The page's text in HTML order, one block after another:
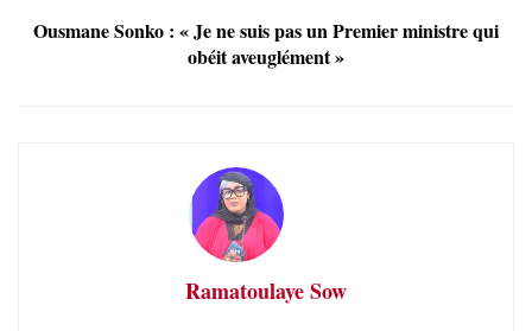
Ousmane Sonko : « Je ne suis pas un Premier ministre qui
obéit aveuglément »
Ramatoulaye Sow